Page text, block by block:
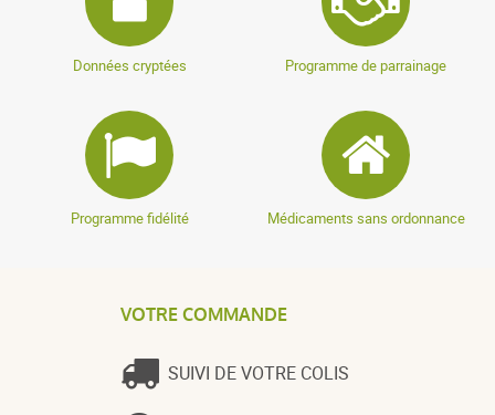
Données cryptées Programme de parrainage
Programme fidélité Médicaments sans ordonnance
VOTRE COMMANDE
SUIVI DE VOTRE COLIS